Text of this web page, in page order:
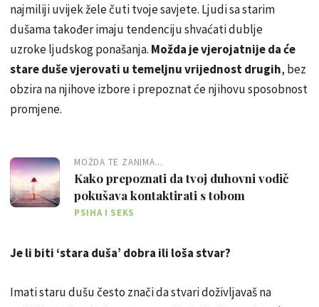
najmiliji uvijek žele čuti tvoje savjete. Ljudi sa starim
dušama također imaju tendenciju shvaćati dublje
uzroke ljudskog ponašanja. Možda je vjerojatnije da će
stare duše vjerovati u temeljnu vrijednost drugih, bez
obzira na njihove izbore i prepoznat će njihovu sposobnost
promjene.
MOŽDA TE ZANIMA...
Kako prepoznati da tvoj duhovni vodič
pokušava kontaktirati s tobom
PSIHA I SEKS
Je li biti ‘stara duša’ dobra ili loša stvar?
Imati staru dušu često znači da stvari doživljavaš na